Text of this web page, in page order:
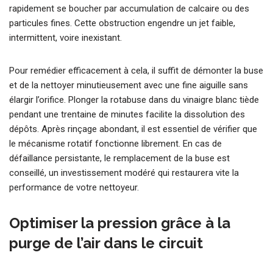
rapidement se boucher par accumulation de calcaire ou des
particules fines. Cette obstruction engendre un jet faible,
intermittent, voire inexistant.
Pour remédier efficacement à cela, il suffit de démonter la buse
et de la nettoyer minutieusement avec une fine aiguille sans
élargir l’orifice. Plonger la rotabuse dans du vinaigre blanc tiède
pendant une trentaine de minutes facilite la dissolution des
dépôts. Après rinçage abondant, il est essentiel de vérifier que
le mécanisme rotatif fonctionne librement. En cas de
défaillance persistante, le remplacement de la buse est
conseillé, un investissement modéré qui restaurera vite la
performance de votre nettoyeur.
Optimiser la pression grâce à la
purge de l’air dans le circuit